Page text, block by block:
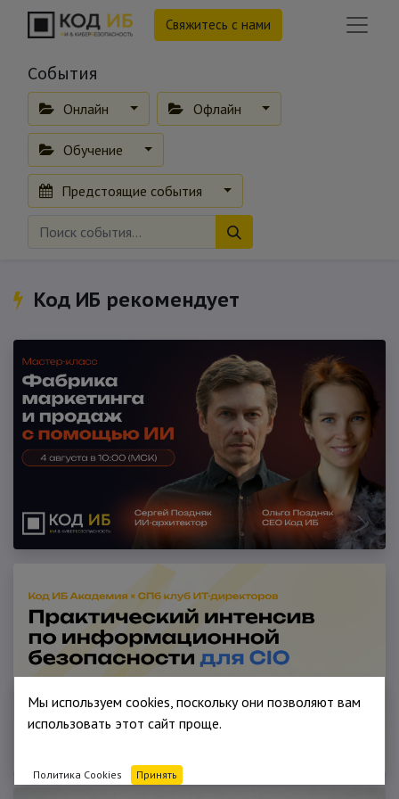
Свяжитесь с нами
События
Онлайн Офлайн
Обучение
Предстоящие события
Код ИБ рекомендует
Мы используем cookies, поскольку они позволяют вам
использовать этот сайт проще.
Политика Cookies Принять